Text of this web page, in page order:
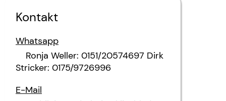
Kontakt
Whatsapp
Ronja Weller: 0151/20574697 Dirk
Stricker: 0175/9726996
E-Mail